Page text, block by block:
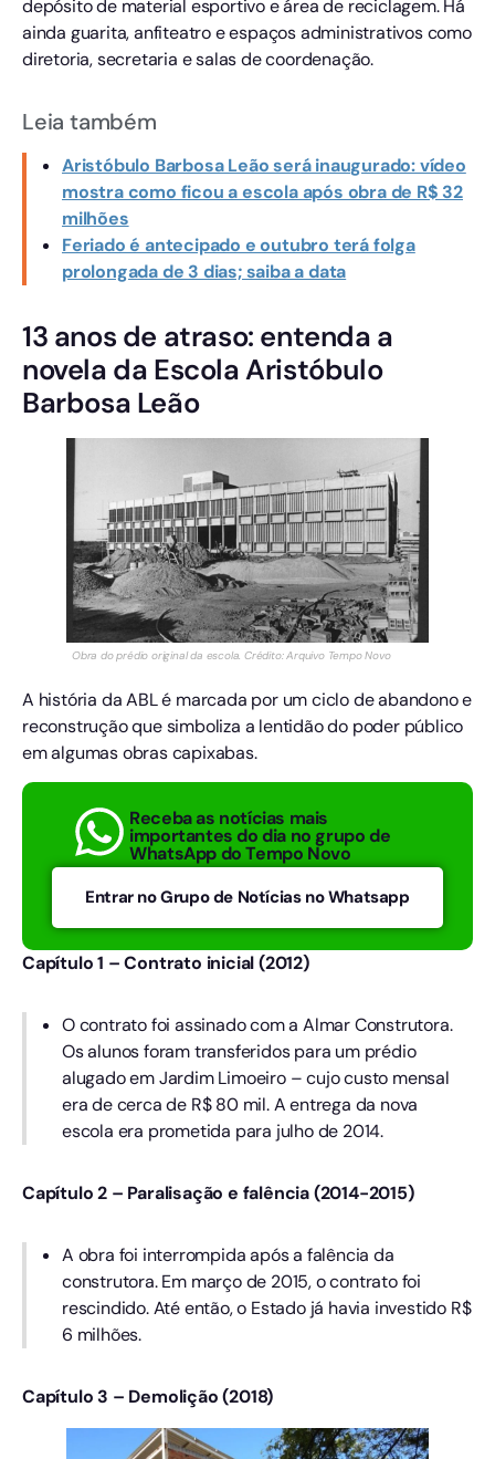
depósito de material esportivo e área de reciclagem. Há
ainda guarita, anfiteatro e espaços administrativos como
diretoria, secretaria e salas de coordenação.
Leia também
Aristóbulo Barbosa Leão será inaugurado: vídeo
mostra como ficou a escola após obra de R$ 32
milhões
Feriado é antecipado e outubro terá folga
prolongada de 3 dias; saiba a data
13 anos de atraso: entenda a
novela da Escola Aristóbulo
Barbosa Leão
Obra do prédio original da escola. Crédito: Arquivo Tempo Novo
A história da ABL é marcada por um ciclo de abandono e
reconstrução que simboliza a lentidão do poder público
em algumas obras capixabas.
Receba as notícias mais
importantes do dia no grupo de
WhatsApp do Tempo Novo
Entrar no Grupo de Notícias no Whatsapp
Capítulo 1 – Contrato inicial (2012)
O contrato foi assinado com a Almar Construtora.
Os alunos foram transferidos para um prédio
alugado em Jardim Limoeiro – cujo custo mensal
era de cerca de R$ 80 mil. A entrega da nova
escola era prometida para julho de 2014.
Capítulo 2 – Paralisação e falência (2014-2015)
A obra foi interrompida após a falência da
construtora. Em março de 2015, o contrato foi
rescindido. Até então, o Estado já havia investido R$
6 milhões.
Capítulo 3 – Demolição (2018)